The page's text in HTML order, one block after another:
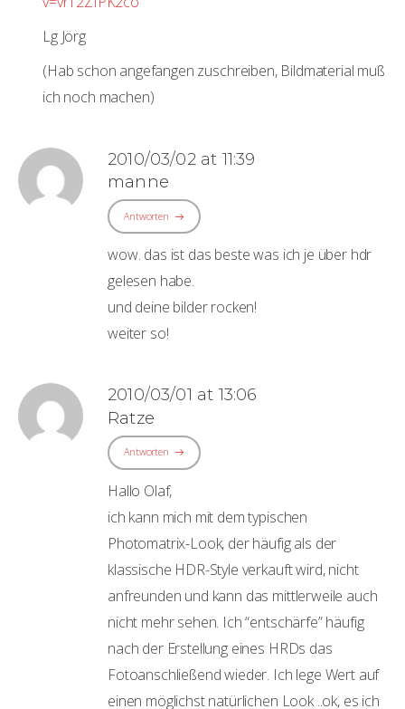
Lg Jörg
(Hab schon angefangen zuschreiben, Bildmaterial muß
ich noch machen)
2010/03/02 at 11:39
manne
Antworten
wow. das ist das beste was ich je über hdr
gelesen habe.
und deine bilder rocken!
weiter so!
2010/03/01 at 13:06
Ratze
Antworten
Hallo Olaf,
ich kann mich mit dem typischen
Photomatrix-Look, der häufig als der
klassische HDR-Style verkauft wird, nicht
anfreunden und kann das mittlerweile auch
nicht mehr sehen. Ich “entschärfe” häufig
nach der Erstellung eines HRDs das
Fotoanschließend wieder. Ich lege Wert auf
einen möglichst natürlichen Look ..ok, es ich